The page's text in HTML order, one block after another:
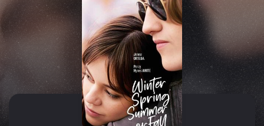
暂无观看影片的记录